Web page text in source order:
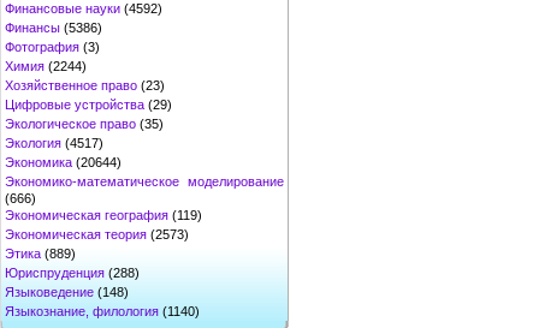
Финансовые науки (4592)
Финансы (5386)
Фотография (3)
Химия (2244)
Хозяйственное право (23)
Цифровые устройства (29)
Экологическое право (35)
Экология (4517)
Экономика (20644)
Экономико-математическое моделирование
(666)
Экономическая география (119)
Экономическая теория (2573)
Этика (889)
Юриспруденция (288)
Языковедение (148)
Языкознание, филология (1140)